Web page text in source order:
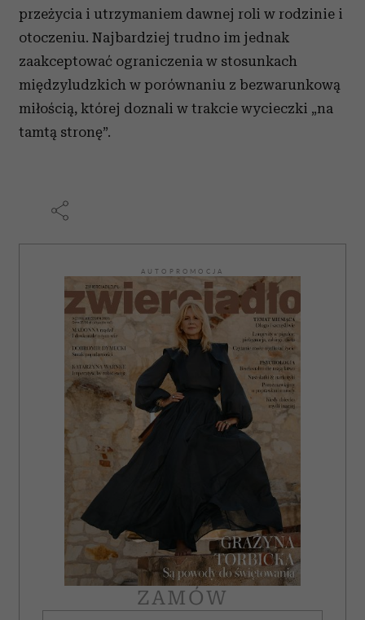
przeżycia i utrzymaniem dawnej roli w rodzinie i
otoczeniu. Najbardziej trudno im jednak
zaakceptować ograniczenia w stosunkach
międzyludzkich w porównaniu z bezwarunkową
miłością, której doznali w trakcie wycieczki „na
tamtą stronę”.
AUTOPROMOCJA
ZAMÓW